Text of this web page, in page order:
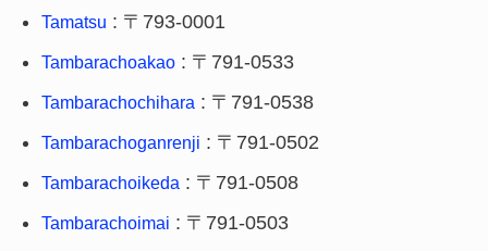
Tamatsu : 〒793-0001
Tambarachoakao : 〒791-0533
Tambarachochihara : 〒791-0538
Tambarachoganrenji : 〒791-0502
Tambarachoikeda : 〒791-0508
Tambarachoimai : 〒791-0503